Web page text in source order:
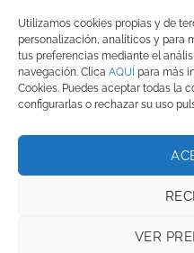
Utilizamos cookies propias y de
personalización, analíticos y para
tus preferencias mediante el
navegación. Clica AQUÍ para más
Cookies. Puedes aceptar todas la
configurarlas o rechazar su uso
VER